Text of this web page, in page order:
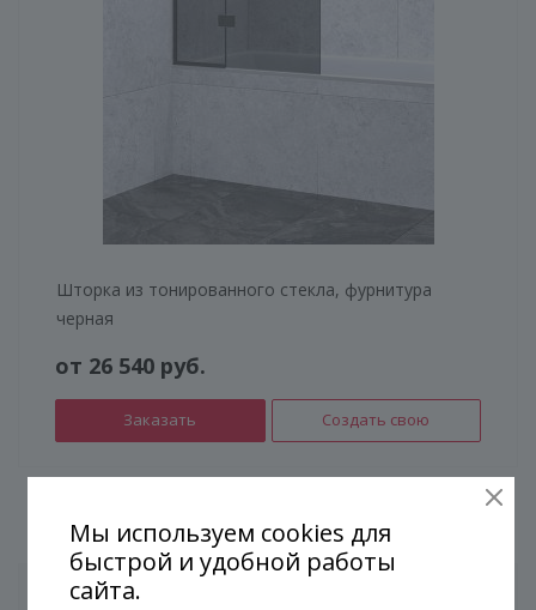
Шторка из тонированного стекла, фурнитура
черная
от 26 540 руб.
Заказать Создать свою
Создайте свой проект и узнайте его
Мы используем cookies для
быстрой и удобной работы
сайта.